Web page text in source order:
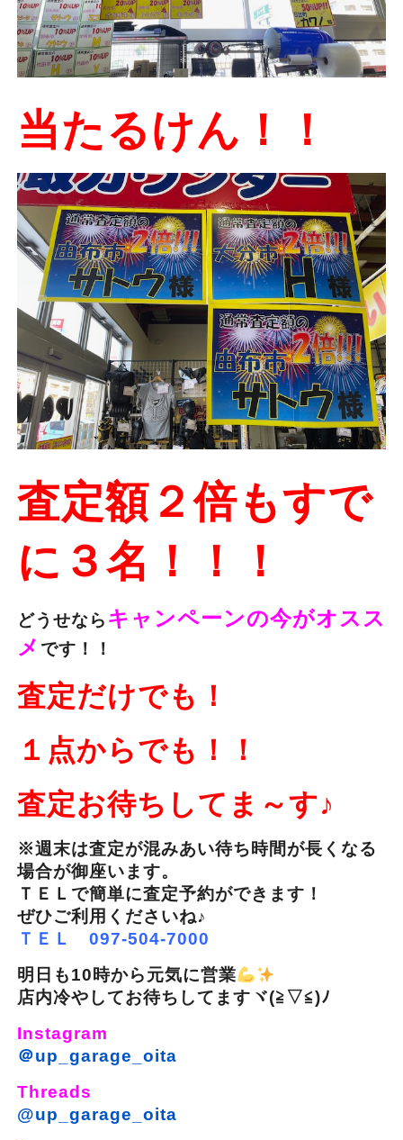
当たるけん！！
査定額２倍もすで
に３名！！！
どうせなら キャンペーンの今がオスス
メ です！！
査定だけでも！
１点からでも！！
査定お待ちしてま～す♪
※週末は査定が混みあい待ち時間が長くなる
場合が御座います。
ＴＥＬで簡単に査定予約ができます！
ぜひご利用くださいね♪
ＴＥＬ 097-504-7000
明日も10時から元気に営業
店内冷やしてお待ちしてますヾ(≧▽≦)ﾉ
Instagram
＠up_garage_oita
Threads
@up_garage_oita